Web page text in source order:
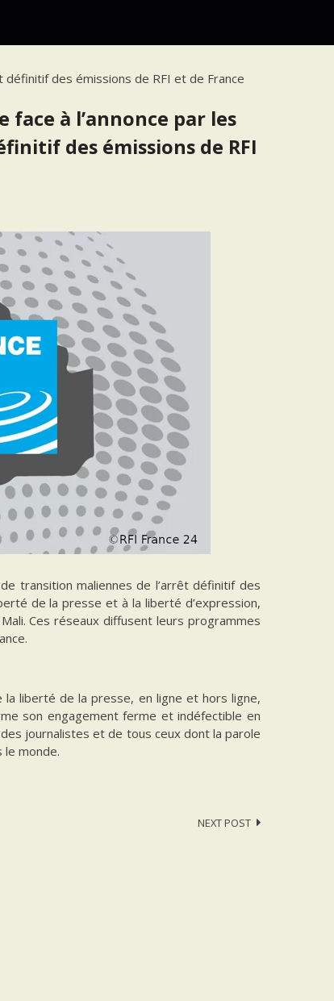
définitif des émissions de RFI et de France
à l’annonce par les
des émissions de RFI
transition maliennes de l’arrêt définitif des
de la presse et à la liberté d’expression,
Ces réseaux diffusent leurs programmes
liberté de la presse, en ligne et hors ligne,
son engagement ferme et indéfectible en
journalistes et de tous ceux dont la parole
le monde.
NEXT POST